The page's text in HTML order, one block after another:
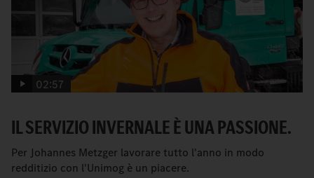
02:57
IL SERVIZIO INVERNALE È UNA PASSIONE.
Per Johannes Metzger lavorare tutto l'anno in modo
redditizio con l'Unimog è un piacere.